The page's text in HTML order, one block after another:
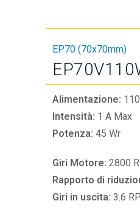
EP70 (70x70mm)
Alimentazione:
Intensità: 1 A Max
Potenza: 45 Wr
Giri Motore: 2800
Rapporto di
Giri in uscita: 3.6